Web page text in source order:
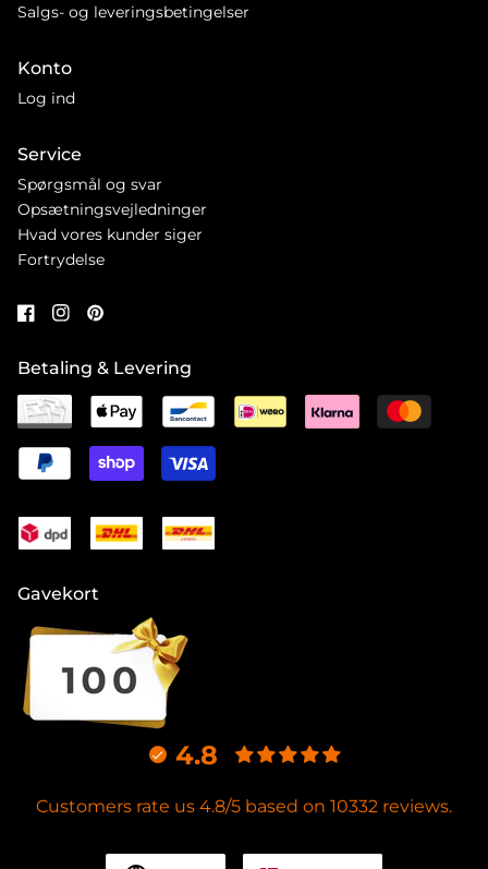
Salgs- og leveringsbetingelser
Konto
Log ind
Service
Spørgsmål og svar
Opsætningsvejledninger
Hvad vores kunder siger
Fortrydelse
Betaling & Levering
Gavekort
4.8
Customers rate us 4.8/5 based on 10332 reviews.